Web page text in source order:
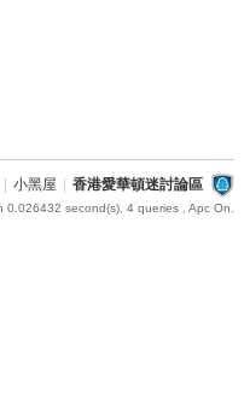
小黑屋 香港愛華頓迷討論區
0.026432 second(s), 4 queries , Apc On.